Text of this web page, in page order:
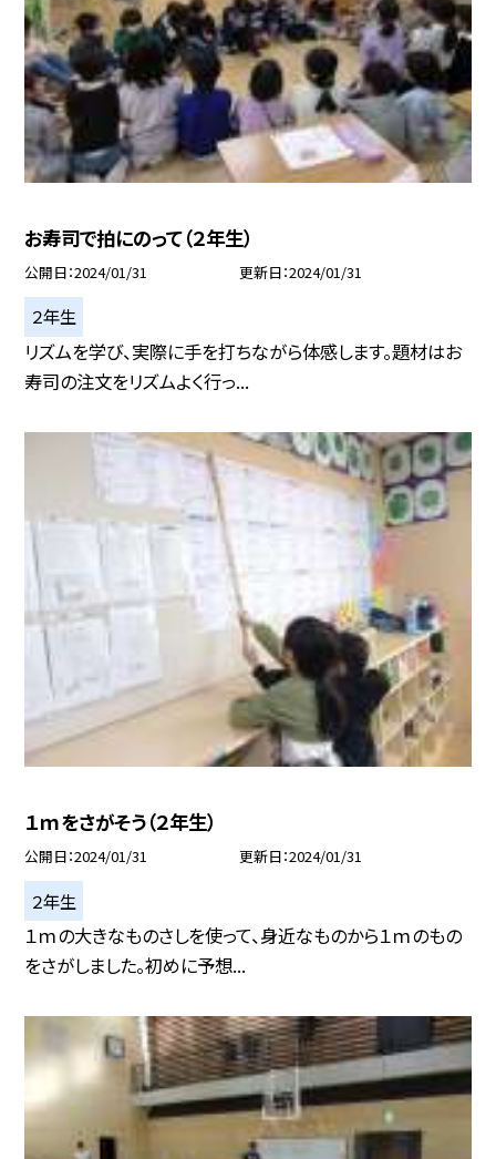
お寿司で拍にのって（２年生）
公開日 2024/01/31 更新日 2024/01/31
２年生
リズムを学び、実際に手を打ちながら体感します。題材はお
寿司の注文をリズムよく行っ...
１ｍをさがそう（２年生）
公開日 2024/01/31 更新日 2024/01/31
２年生
１ｍの大きなものさしを使って、身近なものから１ｍのもの
をさがしました。初めに予想...